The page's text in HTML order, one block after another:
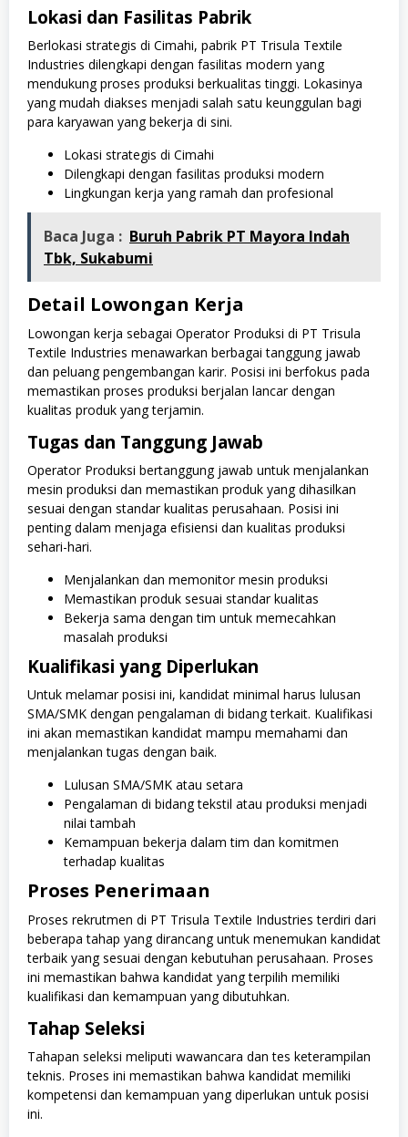
Lokasi dan Fasilitas Pabrik
Berlokasi strategis di Cimahi, pabrik PT Trisula Textile
Industries dilengkapi dengan fasilitas modern yang
mendukung proses produksi berkualitas tinggi. Lokasinya
yang mudah diakses menjadi salah satu keunggulan bagi
para karyawan yang bekerja di sini.
Lokasi strategis di Cimahi
Dilengkapi dengan fasilitas produksi modern
Lingkungan kerja yang ramah dan profesional
Baca Juga : Buruh Pabrik PT Mayora Indah
Tbk, Sukabumi
Detail Lowongan Kerja
Lowongan kerja sebagai Operator Produksi di PT Trisula
Textile Industries menawarkan berbagai tanggung jawab
dan peluang pengembangan karir. Posisi ini berfokus pada
memastikan proses produksi berjalan lancar dengan
kualitas produk yang terjamin.
Tugas dan Tanggung Jawab
Operator Produksi bertanggung jawab untuk menjalankan
mesin produksi dan memastikan produk yang dihasilkan
sesuai dengan standar kualitas perusahaan. Posisi ini
penting dalam menjaga efisiensi dan kualitas produksi
sehari-hari.
Menjalankan dan memonitor mesin produksi
Memastikan produk sesuai standar kualitas
Bekerja sama dengan tim untuk memecahkan
masalah produksi
Kualifikasi yang Diperlukan
Untuk melamar posisi ini, kandidat minimal harus lulusan
SMA/SMK dengan pengalaman di bidang terkait. Kualifikasi
ini akan memastikan kandidat mampu memahami dan
menjalankan tugas dengan baik.
Lulusan SMA/SMK atau setara
Pengalaman di bidang tekstil atau produksi menjadi
nilai tambah
Kemampuan bekerja dalam tim dan komitmen
terhadap kualitas
Proses Penerimaan
Proses rekrutmen di PT Trisula Textile Industries terdiri dari
beberapa tahap yang dirancang untuk menemukan kandidat
terbaik yang sesuai dengan kebutuhan perusahaan. Proses
ini memastikan bahwa kandidat yang terpilih memiliki
kualifikasi dan kemampuan yang dibutuhkan.
Tahap Seleksi
Tahapan seleksi meliputi wawancara dan tes keterampilan
teknis. Proses ini memastikan bahwa kandidat memiliki
kompetensi dan kemampuan yang diperlukan untuk posisi
ini.